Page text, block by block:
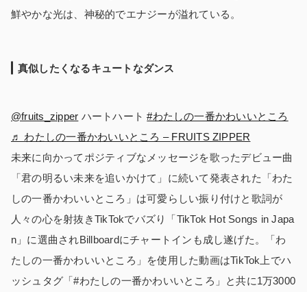
鮮やかな光は、神秘的でエナジーが溢れている。
真似したくなるキュートなダンス
@fruits_zipper ハートハート#わたしの一番かわいいところ
♬ わたしの一番かわいいところ – FRUITS ZIPPER
未来に向かってポジティブなメッセージを歌ったデビュー曲
「君の明るい未来を追いかけて」に続いて発表された「わた
しの一番かわいいところ」は可愛らしい振り付けと歌詞が
人々の心を射抜きTikTokでバズり「TikTok Hot Songs in Japa
n」に選曲されBillboardにチャートインも成し遂げた。「わ
たしの一番かわいいところ」を使用した動画はTikTok上でハ
ッシュタグ「#わたしの一番かわいいところ」と共に1万3000